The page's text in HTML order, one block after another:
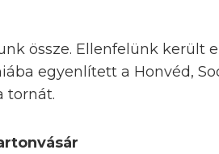
össze. Ellenfelünk került
egyenlített a Honvéd,
tornát.